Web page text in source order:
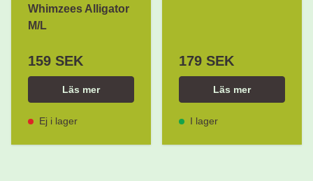
Whimzees Alligator
M/L
159 SEK
Läs mer
Ej i lager
179 SEK
Läs mer
I lager